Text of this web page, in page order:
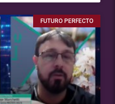
FUTURO PERFECTO